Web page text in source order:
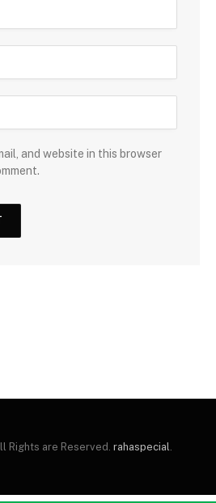
and website in this browser
Rights are Reserved. rahaspecial.